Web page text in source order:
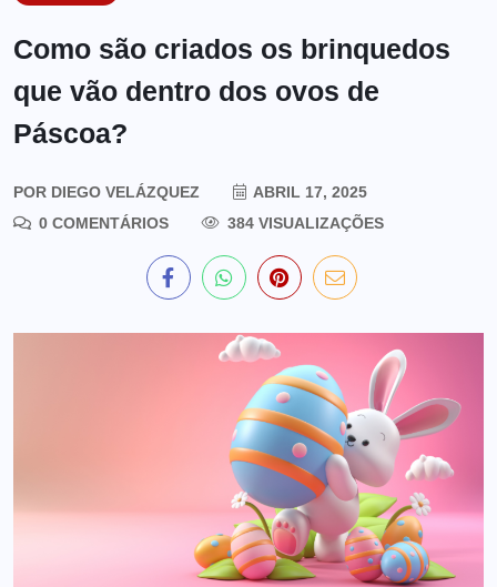
Como são criados os brinquedos
que vão dentro dos ovos de
Páscoa?
POR DIEGO VELÁZQUEZ
ABRIL 17, 2025
0 COMENTÁRIOS
384 VISUALIZAÇÕES